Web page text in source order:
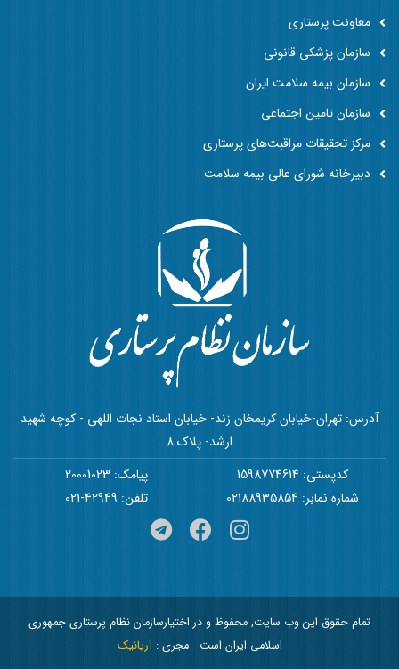
آدرس: تهران-خیابان کریمخان زند- خیابان استاد نجات اللهی - کوچه شهید
ارشد- پلاک 8
کدپستی: 1598774614
پیامک: 20001023
شماره نمابر: 02188935854
تلفن: 42949-021
معاونت پرستاری
سازمان پزشکی قانونی
سازمان بیمه سلامت ایران
سازمان تامین اجتماعی
مرکز تحقیقات مراقبت‌های پرستاری
دبیرخانه شورای عالی بیمه سلامت
تمام حقوق این وب سایت, محفوظ و در اختیارسازمان نظام پرستاری جمهوری
اسلامی ایران است
مجری :آریانیک